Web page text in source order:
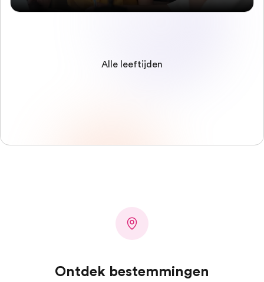
Alle leeftijden
Ontdek bestemmingen